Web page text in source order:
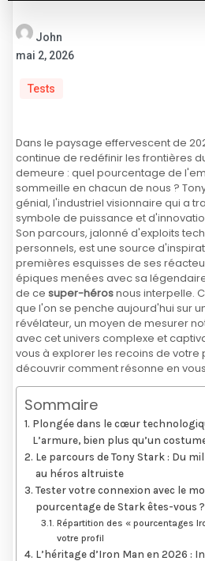
John
mai 2, 2026
Tests
Dans le paysage effervescent de
continue de redéfinir les frontières
demeure : quel pourcentage de
sommeille en chacun de nous ?
génial, l'industriel visionnaire qui a
symbole de puissance et
Son parcours, jalonné d'exploits
personnels, est une source
premières esquisses de ses
épiques menées avec sa
de ce super-hérosnous interpelle.
que l'on se penche aujourd'hui sur
révélateur, un moyen de mesurer
avec cet univers complexe et
vous à explorer les recoins de votre
découvrir comment résonne en
Sommaire
Plongée dans le cœur
L’armure, bien plus qu’un
Le parcours de Tony Stark : Du
au héros altruiste
Tester votre connexion avec le
pourcentage de Stark êtes-vous ?
Répartition des « pourcentages
votre profil
L’héritage d’Iron Man en 2026 :